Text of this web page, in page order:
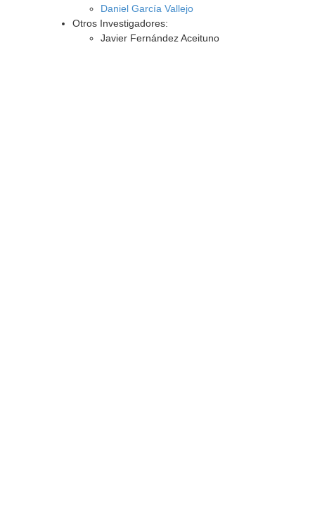
Daniel García Vallejo
Otros Investigadores:
Javier Fernández Aceituno